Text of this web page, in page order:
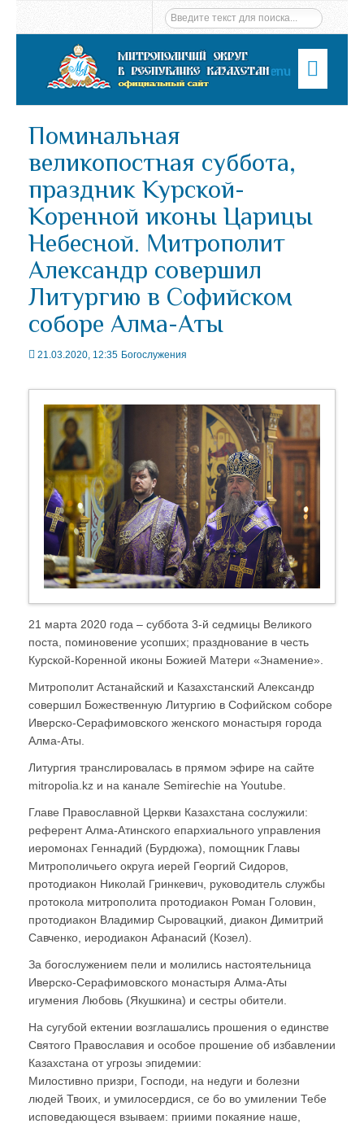
Menu
Поминальная
великопостная суббота,
праздник Курской-
Коренной иконы Царицы
Небесной. Митрополит
Александр совершил
Литургию в Софийском
соборе Алма-Аты
21.03.2020, 12:35 Богослужения
21 марта 2020 года – суббота 3-й седмицы Великого
поста, поминовение усопших; празднование в честь
Курской-Коренной иконы Божией Матери «Знамение».
Митрополит Астанайский и Казахстанский Александр
совершил Божественную Литургию в Софийском соборе
Иверско-Серафимовского женского монастыря города
Алма-Аты.
Литургия транслировалась в прямом эфире на сайте
mitropolia.kz и на канале Semirechie на Youtube.
Главе Православной Церкви Казахстана сослужили:
референт Алма-Атинского епархиального управления
иеромонах Геннадий (Бурдюжа), помощник Главы
Митрополичьего округа иерей Георгий Сидоров,
протодиакон Николай Гринкевич, руководитель службы
протокола митрополита протодиакон Роман Головин,
протодиакон Владимир Сыровацкий, диакон Димитрий
Савченко, иеродиакон Афанасий (Козел).
За богослужением пели и молились настоятельница
Иверско-Серафимовского монастыря Алма-Аты
игумения Любовь (Якушкина) и сестры обители.
На сугубой ектении возглашались прошения о единстве
Святого Православия и особое прошение об избавлении
Казахстана от угрозы эпидемии:
Милостивно призри, Господи, на недуги и болезни
людей Твоих, и умилосердися, се бо во умилении Тебе
исповедающеся взываем: приими покаяние наше,